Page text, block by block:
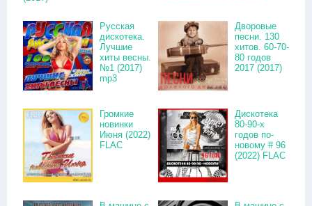
Русская
дискотека.
Лучшие
хиты весны.
№1 (2017)
mp3
Дворовые
песни. 130
хитов. 60-70-
80 годов
2017 (2017)
Громкие
новинки
Июня (2022)
FLAC
Дискотека
80-90-х
годов по-
новому # 96
(2022) FLAC